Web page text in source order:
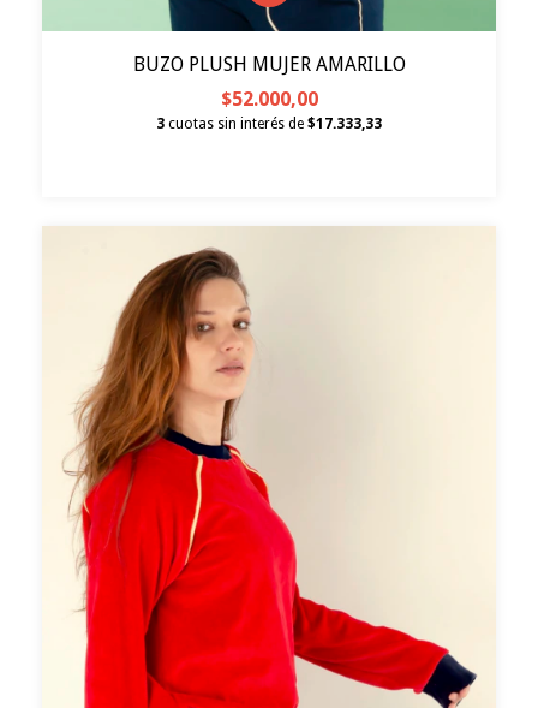
BUZO PLUSH MUJER AMARILLO
$52.000,00
3 cuotas sin interés de $17.333,33